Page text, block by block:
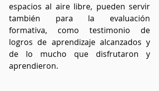
espacios al aire libre, pueden servir
también para la evaluación
formativa, como testimonio de
logros de aprendizaje alcanzados y
de lo mucho que disfrutaron y
aprendieron.